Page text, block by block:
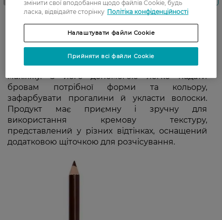
Олівець для брів Quiss — незамінний засіб для
макіяжу. З його допомогою легко надати
бровам потрібної форми та кольору,
зафарбувати прогалини й укласти волоски.
Продукт має приємну і зручну для
використання кремову текстуру,
представлений у різних відтінках, оснащений
додатковою щіточкою для розчісування.
змінити свої вподобання щодо файлів Cookie, будь
ласка, відвідайте сторінку Політіка конфіденційності
Налаштувати файли Cookie
Прийняти всі файли Cookie